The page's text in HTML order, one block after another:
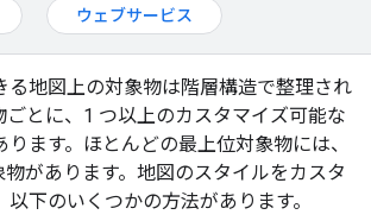
ウェブサービス
る地図上の対象物は階層構造で整理され
ごとに、1 つ以上のカスタマイズ可能な
ます。ほとんどの最上位対象物には、
があります。地図のスタイルをカスタ
下のいくつかの方法があります。